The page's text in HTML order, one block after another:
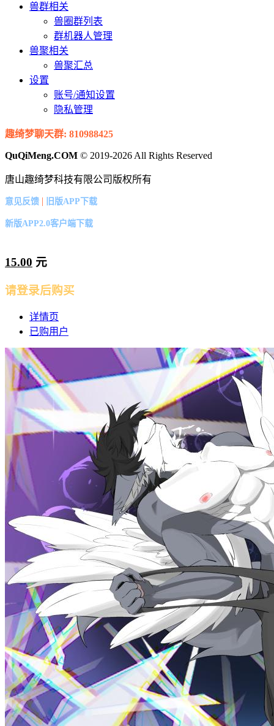
兽群相关
兽圈群列表
群机器人管理
兽聚相关
兽聚汇总
设置
账号/通知设置
隐私管理
趣绮梦聊天群: 810988425
QuQiMeng.COM © 2019-2026 All Rights Reserved
唐山趣绮梦科技有限公司版权所有
意见反馈 | 旧版APP下载
新版APP2.0客户端下载
15.00 元
请登录后购买
详情页
已购用户